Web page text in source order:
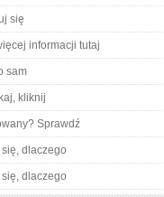
się
informacji tutaj
sam
kliknij
Sprawdź
dlaczego
dlaczego